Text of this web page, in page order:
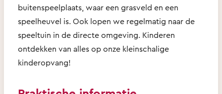
buitenspeelplaats, waar een grasveld en een
speelheuvel is. Ook lopen we regelmatig naar de
speeltuin in de directe omgeving. Kinderen
ontdekken van alles op onze kleinschalige
kinderopvang!